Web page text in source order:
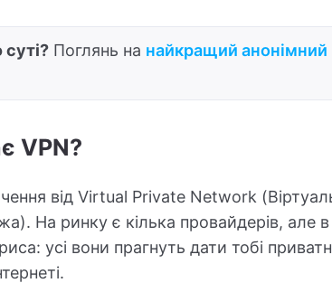
Поглянь на найкращий анонімний
VPN?
від Virtual Private Network
На ринку є кілька провайдерів, але
усі вони прагнуть дати тобі